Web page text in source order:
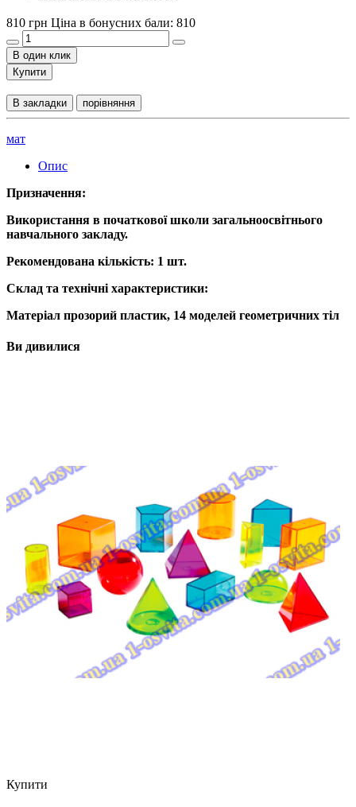
810 грн Ціна в бонусних бали: 810
В один клик
Купити
В закладки порівняння
мат
Опис
Призначення:
Використання в початкової школи загальноосвітнього
навчального закладу.
Рекомендована кількість: 1 шт.
Склад та технічні характеристики:
Матерiал прозорий пластик, 14 моделей геометричних тіл
Ви дивилися
Купити